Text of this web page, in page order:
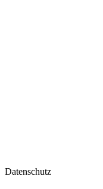
Datenschutz